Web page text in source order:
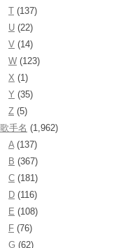
T (137)
U (22)
V (14)
W (123)
X (1)
Y (35)
Z (5)
歌手名 (1,962)
A(137)
B (367)
C (181)
D (116)
E (108)
F (76)
G (62)